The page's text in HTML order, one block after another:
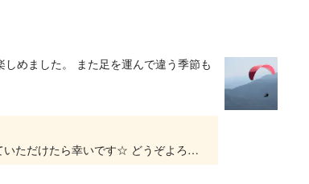
めました。 また足を運んで違う季節も
ご来校ありがとうございました。 季節感をまた味わいに来ていただけたら幸いです☆ どうぞよろしくお願いいたします